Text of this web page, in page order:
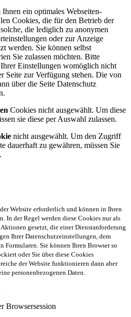
ein optimales Webseiten-
Cookies, die für den Betrieb der
die lediglich zu anonymen
oder zur Anzeige
werden. Sie können selbst
Sie zulassen möchten. Bitte
Ihrer Einstellungen womöglich nicht
Seite zur Verfügung stehen. Die von
über die Seite Datenschutz
Cookies nicht ausgewählt. Um diese
sie diese per Auswahl zulassen.
nicht ausgewählt. Um den Zugriff
dauerhaft zu gewähren, müssen Sie
Website erforderlich und können in Ihren
In der Regel werden diese Cookies nur als
gesetzt, die einer Dienstanforderung
Ihrer Datenschutzeinstellungen, dem
Formularen. Sie können Ihren Browser so
oder Sie über diese Cookies
der Website funktionieren dann aber
personenbezogenen Daten.
Browsersession